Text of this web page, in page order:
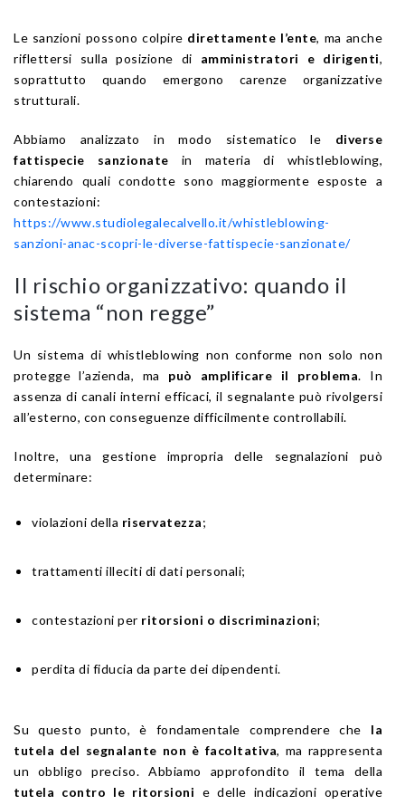
Le sanzioni possono colpire direttamente l’ente, ma anche
riflettersi sulla posizione di amministratori e dirigenti,
soprattutto quando emergono carenze organizzative
strutturali.
Abbiamo analizzato in modo sistematico le diverse
fattispecie sanzionate in materia di whistleblowing,
chiarendo quali condotte sono maggiormente esposte a
contestazioni:
https://www.studiolegalecalvello.it/whistleblowing-
sanzioni-anac-scopri-le-diverse-fattispecie-sanzionate/
Il rischio organizzativo: quando il
sistema “non regge”
Un sistema di whistleblowing non conforme non solo non
protegge l’azienda, ma può amplificare il problema. In
assenza di canali interni efficaci, il segnalante può rivolgersi
all’esterno, con conseguenze difficilmente controllabili.
Inoltre, una gestione impropria delle segnalazioni può
determinare:
violazioni della riservatezza;
trattamenti illeciti di dati personali;
contestazioni per ritorsioni o discriminazioni;
perdita di fiducia da parte dei dipendenti.
Su questo punto, è fondamentale comprendere che la
tutela del segnalante non è facoltativa, ma rappresenta
un obbligo preciso. Abbiamo approfondito il tema della
tutela contro le ritorsioni e delle indicazioni operative